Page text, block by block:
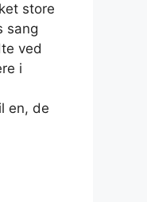
store
sang
ved
i
en, de